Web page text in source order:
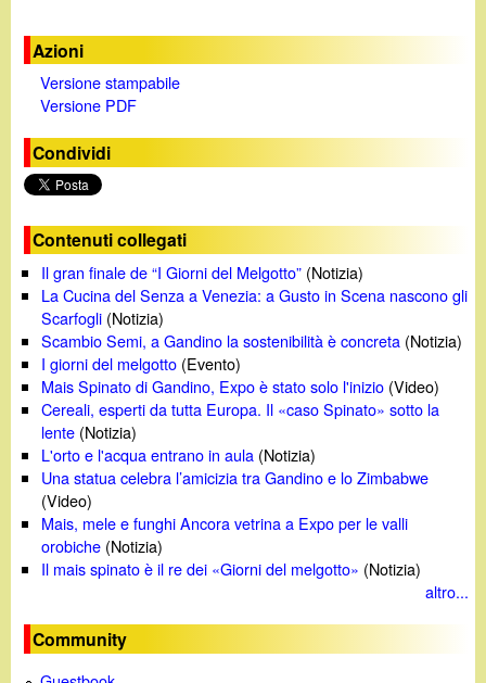
Azioni
Versione stampabile
Versione PDF
Condividi
Contenuti collegati
Il gran finale de “I Giorni del Melgotto” (Notizia)
La Cucina del Senza a Venezia: a Gusto in Scena nascono gli
Scarfogli (Notizia)
Scambio Semi, a Gandino la sostenibilità è concreta (Notizia)
I giorni del melgotto (Evento)
Mais Spinato di Gandino, Expo è stato solo l'inizio (Video)
Cereali, esperti da tutta Europa. Il «caso Spinato» sotto la
lente (Notizia)
L'orto e l'acqua entrano in aula (Notizia)
Una statua celebra l’amicizia tra Gandino e lo Zimbabwe
(Video)
Mais, mele e funghi Ancora vetrina a Expo per le valli
orobiche (Notizia)
Il mais spinato è il re dei «Giorni del melgotto» (Notizia)
altro...
Community